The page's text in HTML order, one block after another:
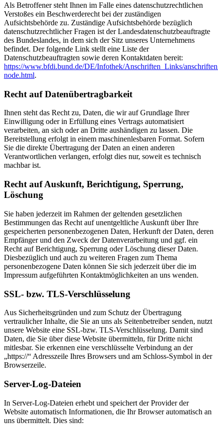
Als Betroffener steht Ihnen im Falle eines datenschutzrechtlichen
Verstoßes ein Beschwerderecht bei der zuständigen
Aufsichtsbehörde zu. Zuständige Aufsichtsbehörde bezüglich
datenschutzrechtlicher Fragen ist der Landesdatenschutzbeauftragte
des Bundeslandes, in dem sich der Sitz unseres Unternehmens
befindet. Der folgende Link stellt eine Liste der
Datenschutzbeauftragten sowie deren Kontaktdaten bereit:
https://www.bfdi.bund.de/DE/Infothek/Anschriften_Links/
node.html.
Recht auf Datenübertragbarkeit
Ihnen steht das Recht zu, Daten, die wir auf Grundlage Ihrer
Einwilligung oder in Erfüllung eines Vertrags automatisiert
verarbeiten, an sich oder an Dritte aushändigen zu lassen. Die
Bereitstellung erfolgt in einem maschinenlesbaren Format. Sofern
Sie die direkte Übertragung der Daten an einen anderen
Verantwortlichen verlangen, erfolgt dies nur, soweit es technisch
machbar ist.
Recht auf Auskunft, Berichtigung, Sperrung,
Löschung
Sie haben jederzeit im Rahmen der geltenden gesetzlichen
Bestimmungen das Recht auf unentgeltliche Auskunft über Ihre
gespeicherten personenbezogenen Daten, Herkunft der Daten, deren
Empfänger und den Zweck der Datenverarbeitung und ggf. ein
Recht auf Berichtigung, Sperrung oder Löschung dieser Daten.
Diesbezüglich und auch zu weiteren Fragen zum Thema
personenbezogene Daten können Sie sich jederzeit über die im
Impressum aufgeführten Kontaktmöglichkeiten an uns wenden.
SSL- bzw. TLS-Verschlüsselung
Aus Sicherheitsgründen und zum Schutz der Übertragung
vertraulicher Inhalte, die Sie an uns als Seitenbetreiber senden, nutzt
unsere Website eine SSL-bzw. TLS-Verschlüsselung. Damit sind
Daten, die Sie über diese Website übermitteln, für Dritte nicht
mitlesbar. Sie erkennen eine verschlüsselte Verbindung an der
„https://“ Adresszeile Ihres Browsers und am Schloss-Symbol in der
Browserzeile.
Server-Log-Dateien
In Server-Log-Dateien erhebt und speichert der Provider der
Website automatisch Informationen, die Ihr Browser automatisch an
uns übermittelt. Dies sind: